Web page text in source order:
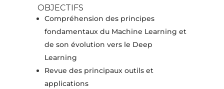
OBJECTIFS
Compréhension des principes
fondamentaux du Machine Learning et
de son évolution vers le Deep
Learning
Revue des principaux outils et
applications